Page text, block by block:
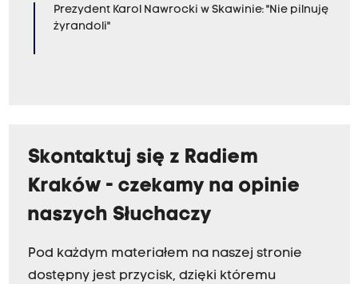
Prezydent Karol Nawrocki w Skawinie: "Nie pilnuję
żyrandoli"
Skontaktuj się z Radiem
Kraków - czekamy na opinie
naszych Słuchaczy
Pod każdym materiałem na naszej stronie
dostępny jest przycisk, dzięki któremu